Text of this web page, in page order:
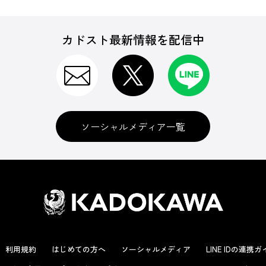
カドスト最新情報を配信中
ソーシャルメディア一覧
利用規約 はじめての方へ ソーシャルメディア LINE IDの連携ガ